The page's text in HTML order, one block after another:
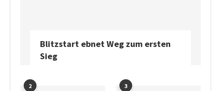
Blitzstart ebnet Weg zum ersten
Sieg
2 3